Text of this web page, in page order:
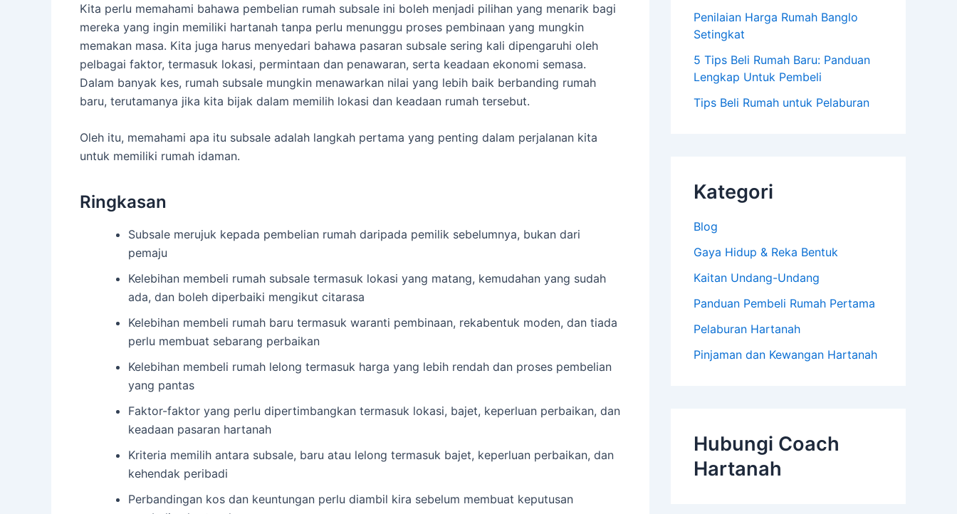
Kita perlu memahami bahawa pembelian rumah subsale ini boleh menjadi pilihan yang menarik bagi
mereka yang ingin memiliki hartanah tanpa perlu menunggu proses pembinaan yang mungkin
memakan masa. Kita juga harus menyedari bahawa pasaran subsale sering kali dipengaruhi oleh
pelbagai faktor, termasuk lokasi, permintaan dan penawaran, serta keadaan ekonomi semasa.
Dalam banyak kes, rumah subsale mungkin menawarkan nilai yang lebih baik berbanding rumah
baru, terutamanya jika kita bijak dalam memilih lokasi dan keadaan rumah tersebut.
Oleh itu, memahami apa itu subsale adalah langkah pertama yang penting dalam perjalanan kita
untuk memiliki rumah idaman.
Ringkasan
Subsale merujuk kepada pembelian rumah daripada pemilik sebelumnya, bukan dari
pemaju
Kelebihan membeli rumah subsale termasuk lokasi yang matang, kemudahan yang sudah
ada, dan boleh diperbaiki mengikut citarasa
Kelebihan membeli rumah baru termasuk waranti pembinaan, rekabentuk moden, dan tiada
perlu membuat sebarang perbaikan
Kelebihan membeli rumah lelong termasuk harga yang lebih rendah dan proses pembelian
yang pantas
Faktor-faktor yang perlu dipertimbangkan termasuk lokasi, bajet, keperluan perbaikan, dan
keadaan pasaran hartanah
Kriteria memilih antara subsale, baru atau lelong termasuk bajet, keperluan perbaikan, dan
kehendak peribadi
Perbandingan kos dan keuntungan perlu diambil kira sebelum membuat keputusan
Penilaian Harga Rumah Banglo
Setingkat
5 Tips Beli Rumah Baru: Panduan
Lengkap Untuk Pembeli
Tips Beli Rumah untuk Pelaburan
Kategori
Blog
Gaya Hidup & Reka Bentuk
Kaitan Undang-Undang
Panduan Pembeli Rumah Pertama
Pelaburan Hartanah
Pinjaman dan Kewangan Hartanah
Hubungi Coach
Hartanah